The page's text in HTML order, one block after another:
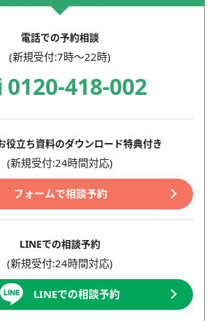
電話での予約相談
(新規受付:7時～22時)
0120-418-002
役立ち資料のダウンロード特典付き
(新規受付:24時間対応)
フォームで相談予約
LINEでの相談予約
(新規受付:24時間対応)
LINEでの相談予約